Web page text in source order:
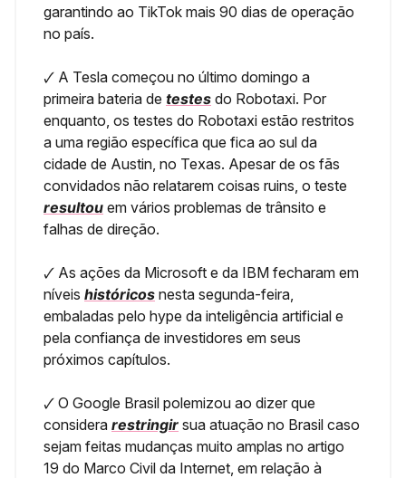
garantindo ao TikTok mais 90 dias de operação
no país.
🗸 A Tesla começou no último domingo a
primeira bateria de testes do Robotaxi. Por
enquanto, os testes do Robotaxi estão restritos
a uma região específica que fica ao sul da
cidade de Austin, no Texas. Apesar de os fãs
convidados não relatarem coisas ruins, o teste
resultou em vários problemas de trânsito e
falhas de direção.
🗸 As ações da Microsoft e da IBM fecharam em
níveis históricos nesta segunda-feira,
embaladas pelo hype da inteligência artificial e
pela confiança de investidores em seus
próximos capítulos.
🗸 O Google Brasil polemizou ao dizer que
considera restringir sua atuação no Brasil caso
sejam feitas mudanças muito amplas no artigo
19 do Marco Civil da Internet, em relação à